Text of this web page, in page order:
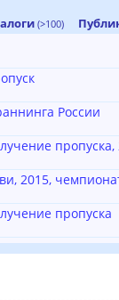
(>100)
России
пропуска,
2015,
пропуска